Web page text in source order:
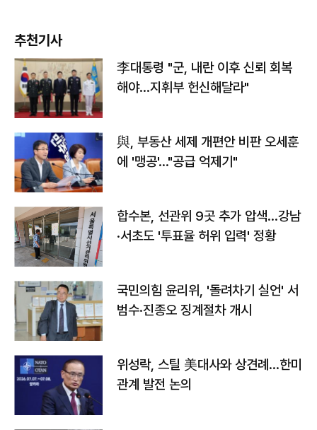
추천기사
李대통령 "군, 내란 이후 신뢰 회복
해야…지휘부 헌신해달라"
與, 부동산 세제 개편안 비판 오세훈
에 '맹공'…"공급 억제기"
합수본, 선관위 9곳 추가 압색…강남
·서초도 '투표율 허위 입력' 정황
국민의힘 윤리위, '돌려차기 실언' 서
범수·진종오 징계절차 개시
위성락, 스틸 美대사와 상견례…한미
관계 발전 논의